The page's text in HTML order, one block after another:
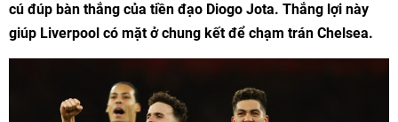
cú đúp bàn thắng của tiền đạo Diogo Jota. Thắng lợi này
giúp Liverpool có mặt ở chung kết để chạm trán Chelsea.